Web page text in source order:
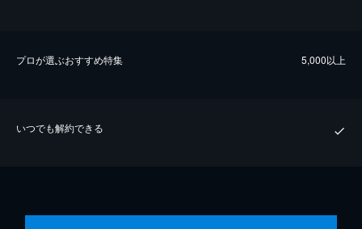
プロが選ぶおすすめ特集 5,000以上
いつでも解約できる